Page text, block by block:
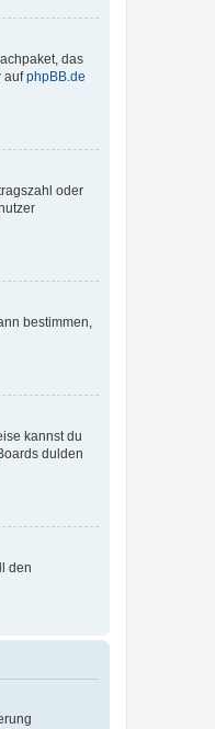
das
aufphpBB.de
oder
bestimmen,
kannst du
dulden
den